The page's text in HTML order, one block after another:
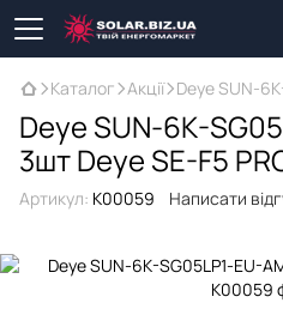
Каталог Акції Deye SUN-
Deye SUN-6K-
3шт Deye SE-F5
Артикул: К00059 Написати